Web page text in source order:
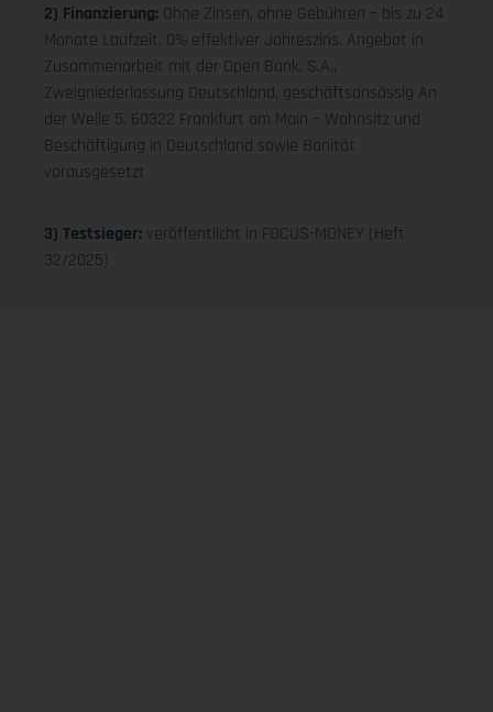
2) Finanzierung: Ohne Zinsen, ohne Gebühren – bis zu 24
Monate Laufzeit, 0% effektiver Jahreszins. Angebot in
Zusammenarbeit mit der Open Bank, S.A.,
Zweigniederlassung Deutschland, geschäftsansässig An
der Welle 5, 60322 Frankfurt am Main – Wohnsitz und
Beschäftigung in Deutschland sowie Bonität
vorausgesetzt
3) Testsieger: veröffentlicht in FOCUS-MONEY (Heft
32/2025)